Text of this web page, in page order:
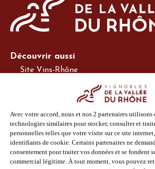
Découvrir aussi
Site Vins-Rhône
Espace adhérent
Phototèque
Suivez-nous
Facebook
Instagram
Pinterest